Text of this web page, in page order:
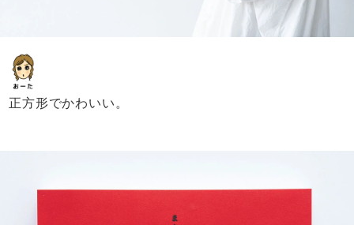
正方形でかわいい。